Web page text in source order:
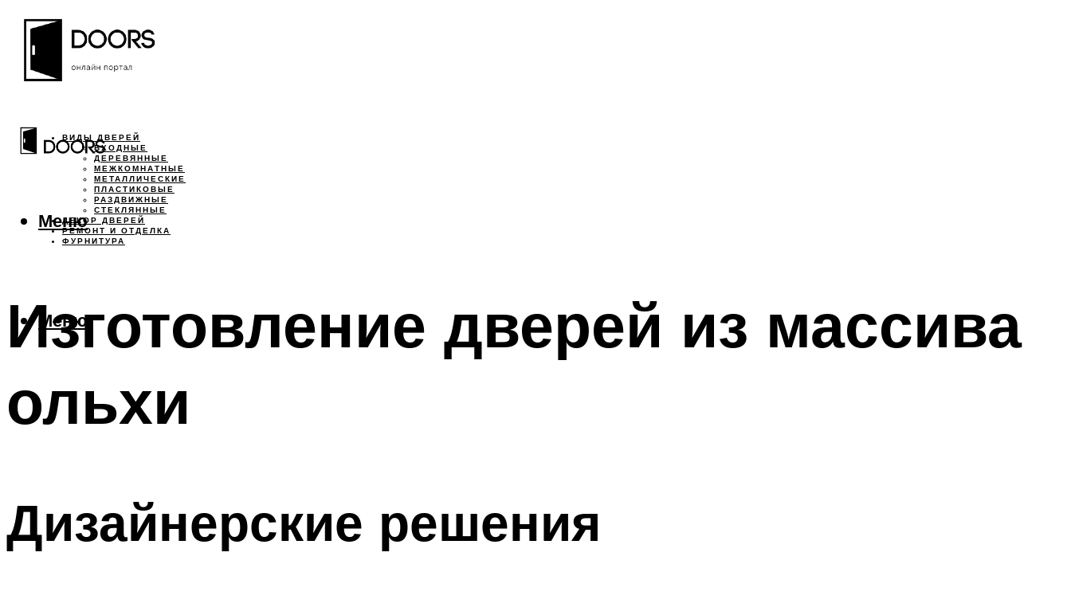
ВИДЫ ДВЕРЕЙ
ВХОДНЫЕ
ДЕРЕВЯННЫЕ
МЕЖКОМНАТНЫЕ
МЕТАЛЛИЧЕСКИЕ
ПЛАСТИКОВЫЕ
РАЗДВИЖНЫЕ
СТЕКЛЯННЫЕ
ДЕКОР ДВЕРЕЙ
РЕМОНТ И ОТДЕЛКА
ФУРНИТУРА
Меню
Меню
Изготовление дверей из массива
ольхи
Дизайнерские решения